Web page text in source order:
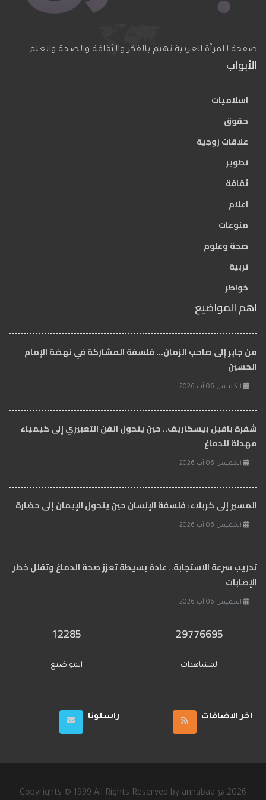
صفحة للمرآة العربية تهتم بالفكر والثقافة والصحة والعلم
الأبواب
اسلاميات
حقوق
علاقات زوجية
تطوير
ثقافة
اعلام
منوعات
صحة وعلوم
تربية
خواطر
اهم المواضيع
من جابر إلى صاحب الزمان… فلسفة المشاركة في نهضة الإمام
الحسين
الخميس 06 آب 2026
شفرة بافيل بيسكاريف.. حين يتحول الفن التعبيري إلى كيمياء
مهدئة للدماغ
الخميس 06 آب 2026
المسير إلى كربلاء: فلسفة الإنسان حين يتحول الإيمان إلى حضارة
الخميس 06 آب 2026
تدريب سرعة الاستجابة.. عادة بسيطة تعزز صحة الدماغ وتقلل خطر
الإصابات
الخميس 06 آب 2026
29776695
المشاهدات
12285
المواضيع
اخر الاضافات راسلونا
Copyrights © 1999 All Rights Reserved by annabaa @ 2026